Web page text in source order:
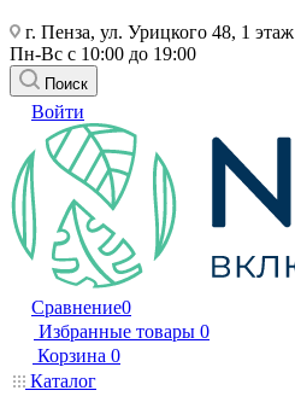
г. Пенза, ул. Урицкого 48, 1 этаж
Пн-Вс с 10:00 до 19:00
Поиск
Войти
Сравнение0
Избранные товары 0
Корзина 0
Каталог